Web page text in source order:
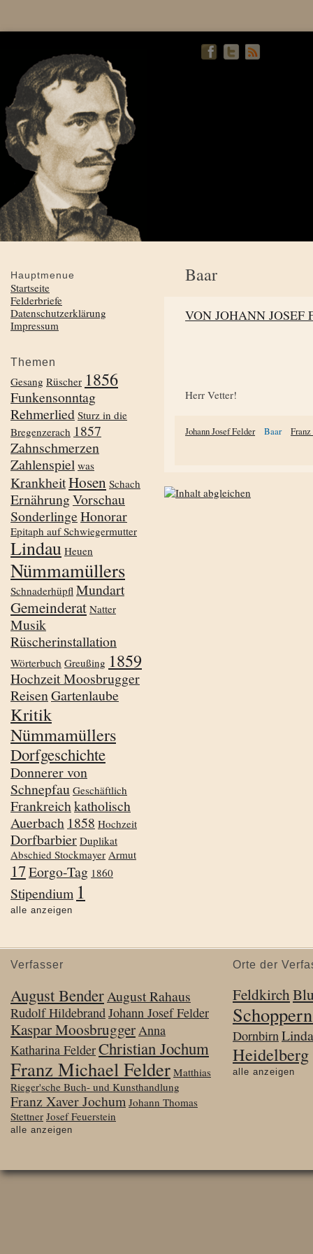
Baar
VON JOHANN JOSEF
Herr Vetter!
Johann Josef Felder Baar
Hauptmenue
Startseite
Felderbriefe
Datenschutzerklärung
Impressum
Themen
Gesang Rüscher 1856
Funkensonntag
Rehmerlied Sturz in die
Bregenzerach 1857
Zahnschmerzen
Zahlenspiel was
KrankheitHosen Schach
ErnährungVorschau
SonderlingeHonorar
Epitaph auf Schwiegermutter
Lindau Heuen
Nümmamüllers
Schnaderhüpfl Mundart
Gemeinderat Natter
Musik
Rüscherinstallation
Wörterbuch Greußing 1859
Hochzeit Moosbrugger
ReisenGartenlaube
Kritik
Nümmamüllers
Dorfgeschichte
Donnerer von
Schnepfau Geschäftlich
Frankreichkatholisch
Auerbach 1858 Hochzeit
Dorfbarbier Duplikat
Abschied Stockmayer Armut
17Eorgo-Tag 1860
Stipendium 1
alle anzeigen
Verfasser
August BenderAugust Rahaus
Rudolf HildebrandJohann Josef Felder
Kaspar Moosbrugger Anna
Katharina FelderChristian Jochum
Franz Michael Felder Matthias
Rieger'sche Buch- und Kunsthandlung
Franz Xaver Jochum Johann Thomas
Stettner Josef Feuerstein
alle anzeigen
Orte der
Feldkirch
Dornbirn
Heidelberg
alle anzeigen